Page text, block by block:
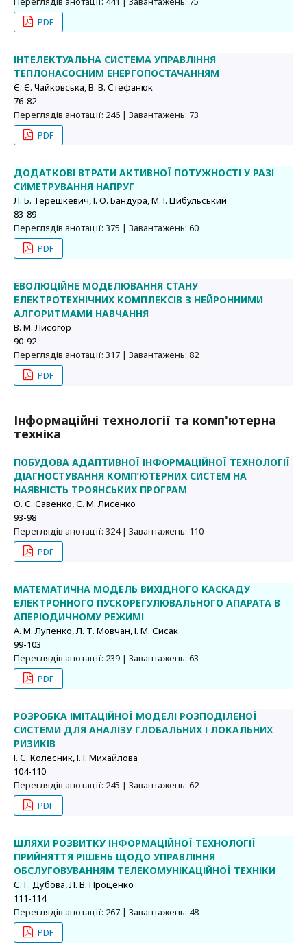
PDF
ІНТЕЛЕКТУАЛЬНА СИСТЕМА УПРАВЛІННЯ
ТЕПЛОНАСОСНИМ ЕНЕРГОПОСТАЧАННЯМ
Є. Є. Чайковська, В. В. Стефанюк
76-82
Переглядів анотації: 246 | Завантажень: 73
PDF
ДОДАТКОВІ ВТРАТИ АКТИВНОЇ ПОТУЖНОСТІ У РАЗІ
СИМЕТРУВАННЯ НАПРУГ
Л. Б. Терешкевич, І. О. Бандура, М. І. Цибульський
83-89
Переглядів анотації: 375 | Завантажень: 60
PDF
ЕВОЛЮЦІЙНЕ МОДЕЛЮВАННЯ СТАНУ
ЕЛЕКТРОТЕХНІЧНИХ КОМПЛЕКСІВ З НЕЙРОННИМИ
АЛГОРИТМАМИ НАВЧАННЯ
В. М. Лисогор
90-92
Переглядів анотації: 317 | Завантажень: 82
PDF
Інформаційні технології та комп'ютерна
техніка
ПОБУДОВА АДАПТИВНОЇ ІНФОРМАЦІЙНОЇ ТЕХНОЛОГІЇ
ДІАГНОСТУВАННЯ КОМП’ЮТЕРНИХ СИСТЕМ НА
НАЯВНІСТЬ ТРОЯНСЬКИХ ПРОГРАМ
О. С. Савенко, С. М. Лисенко
93-98
Переглядів анотації: 324 | Завантажень: 110
PDF
МАТЕМАТИЧНА МОДЕЛЬ ВИХІДНОГО КАСКАДУ
ЕЛЕКТРОННОГО ПУСКОРЕГУЛЮВАЛЬНОГО АПАРАТА В
АПЕРІОДИЧНОМУ РЕЖИМІ
А. М. Лупенко, Л. Т. Мовчан, І. М. Сисак
99-103
Переглядів анотації: 239 | Завантажень: 63
PDF
РОЗРОБКА ІМІТАЦІЙНОЇ МОДЕЛІ РОЗПОДІЛЕНОЇ
СИСТЕМИ ДЛЯ АНАЛІЗУ ГЛОБАЛЬНИХ І ЛОКАЛЬНИХ
РИЗИКІВ
І. С. Колесник, І. І. Михайлова
104-110
Переглядів анотації: 245 | Завантажень: 62
PDF
ШЛЯХИ РОЗВИТКУ ІНФОРМАЦІЙНОЇ ТЕХНОЛОГІЇ
ПРИЙНЯТТЯ РІШЕНЬ ЩОДО УПРАВЛІННЯ
ОБСЛУГОВУВАННЯМ ТЕЛЕКОМУНІКАЦІЙНОЇ ТЕХНІКИ
С. Г. Дубова, Л. В. Проценко
111-114
Переглядів анотації: 267 | Завантажень: 48
PDF